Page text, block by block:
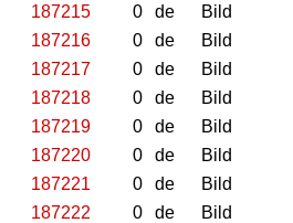
187215
0 de Bild
187216
0 de Bild
187217
0 de Bild
187218
0 de Bild
187219
0 de Bild
187220
0 de Bild
187221
0 de Bild
187222
0 de Bild